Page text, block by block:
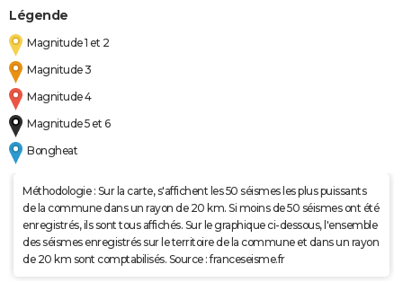
Légende
Magnitude 1 et 2
Magnitude 3
Magnitude 4
Magnitude 5 et 6
Bongheat
Méthodologie : Sur la carte, s'affichent les 50 séismes les plus puissants
de la commune dans un rayon de 20 km. Si moins de 50 séismes ont été
enregistrés, ils sont tous affichés. Sur le graphique ci-dessous, l'ensemble
des séismes enregistrés sur le territoire de la commune et dans un rayon
de 20 km sont comptabilisés. Source : franceseisme.fr